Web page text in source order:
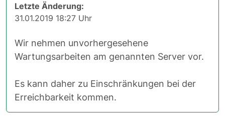
Letzte Änderung:
31.01.2019 18:27 Uhr
Wir nehmen unvorhergesehene
Wartungsarbeiten am genannten Server vor.
Es kann daher zu Einschränkungen bei der
Erreichbarkeit kommen.